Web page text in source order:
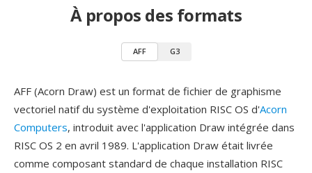
À propos des formats
AFF G3
AFF (Acorn Draw) est un format de fichier de graphisme
vectoriel natif du système d'exploitation RISC OS d'Acorn
Computers, introduit avec l'application Draw intégrée dans
RISC OS 2 en avril 1989. L'application Draw était livrée
comme composant standard de chaque installation RISC